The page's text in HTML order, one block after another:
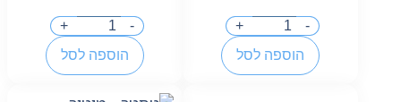
-
+
הוספה לסל
-
+
הוספה לסל